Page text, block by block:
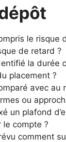
le risque
de retard ?
la durée
placement ?
avec au
ou
un plafond
le compte ?
comment